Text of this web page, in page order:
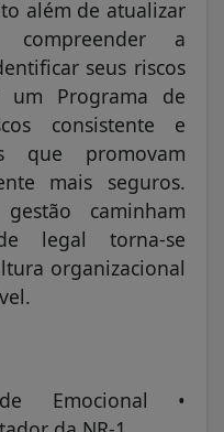
além de atualizar
compreender a
seus riscos
um Programa de
consistente e
que promovam
mais seguros.
caminham
legal torna-se
organizacional
Emocional •